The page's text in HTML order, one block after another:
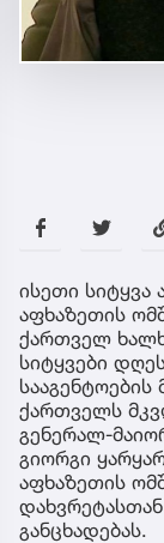
ისეთი სიტყვა
აფხაზეთის
ქართველ
სიტყვები
ქართველს
გენერალ-
გიორგი
აფხაზეთის
განცხადებას.